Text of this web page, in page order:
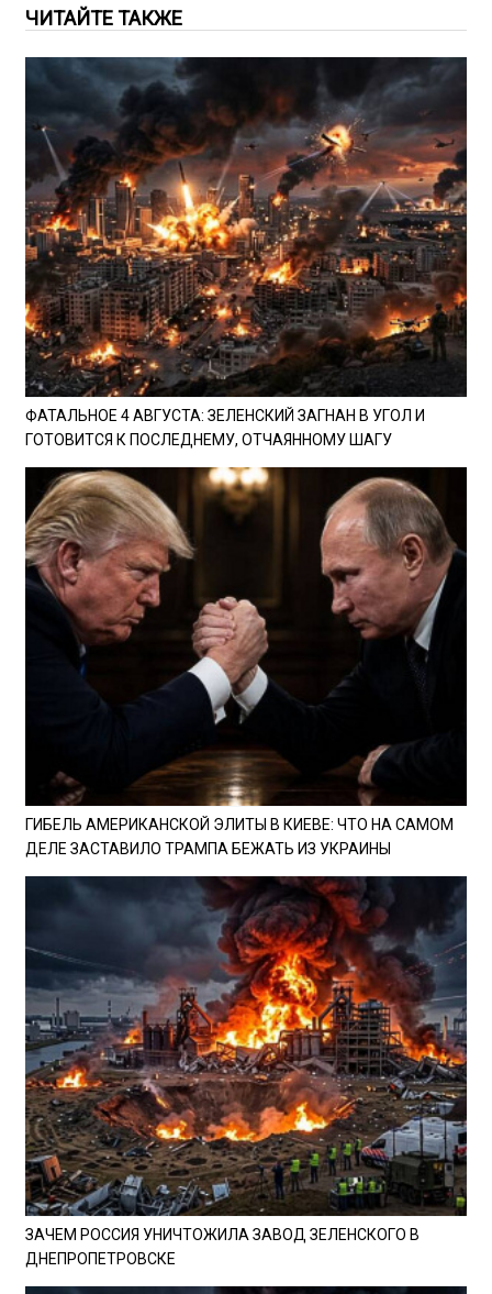
ЧИТАЙТЕ ТАКЖЕ
ФАТАЛЬНОЕ 4 АВГУСТА: ЗЕЛЕНСКИЙ ЗАГНАН В УГОЛ И
ГОТОВИТСЯ К ПОСЛЕДНЕМУ, ОТЧАЯННОМУ ШАГУ
ГИБЕЛЬ АМЕРИКАНСКОЙ ЭЛИТЫ В КИЕВЕ: ЧТО НА САМОМ
ДЕЛЕ ЗАСТАВИЛО ТРАМПА БЕЖАТЬ ИЗ УКРАИНЫ
ЗАЧЕМ РОССИЯ УНИЧТОЖИЛА ЗАВОД ЗЕЛЕНСКОГО В
ДНЕПРОПЕТРОВСКЕ